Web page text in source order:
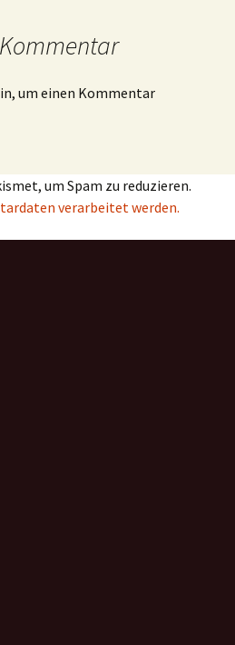
um einen Kommentar
um Spam zu reduzieren.
verarbeitet werden.